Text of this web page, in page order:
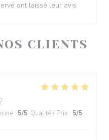
CLIENTS
: 5/5 Qualité / Prix : 5/5
ont laissé leur avis